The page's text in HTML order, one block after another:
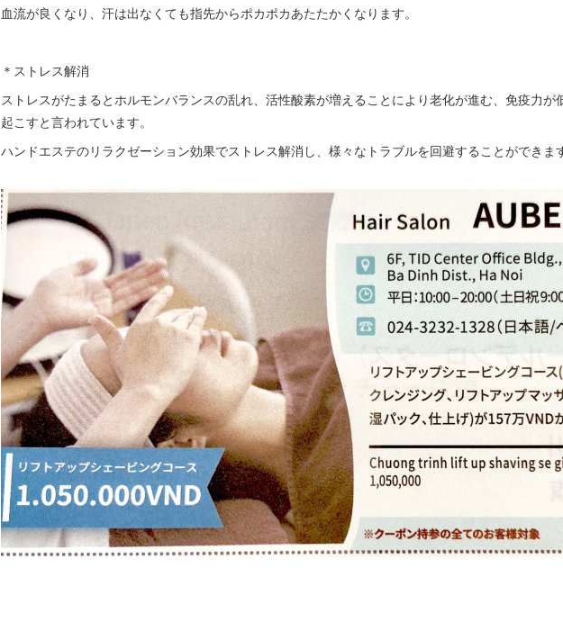
血流が良くなり、汗は出なくても指先からポカポカあたたかくなります。
＊ストレス解消
ストレスがたまるとホルモンバランスの乱れ、活性酸素が増えることにより老化が進む、免疫力が
起こすと言われています。
ハンドエステのリラクゼーション効果でストレス解消し、様々なトラブルを回避することができま